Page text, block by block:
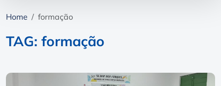
Home formação
TAG: formação